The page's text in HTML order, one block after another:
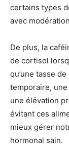
certains types
avec
De plus, la
de cortisol
qu’une tasse
temporaire,
une élévation
évitant ces
mieux gérer
hormonal sain.